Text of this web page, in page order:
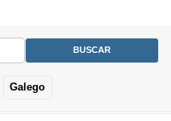
Galego